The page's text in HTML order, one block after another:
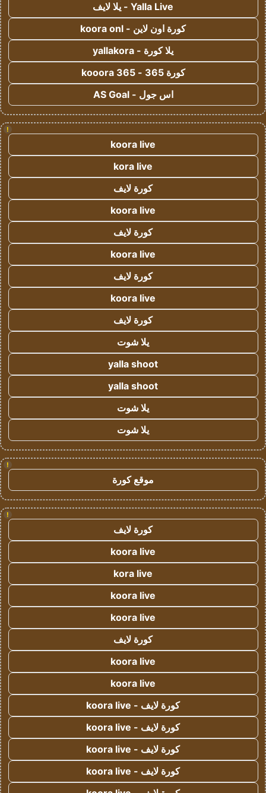
Yalla Live - يلا لايف
كورة اون لاين - koora onl
يلا كورة - yallakora
كورة 365 - kooora 365
اس جول - AS Goal
!
koora live
kora live
كورة لايف
koora live
كورة لايف
koora live
كورة لايف
koora live
كورة لايف
يلا شوت
yalla shoot
yalla shoot
يلا شوت
يلا شوت
!
موقع كورة
!
كورة لايف
koora live
kora live
koora live
koora live
كورة لايف
koora live
koora live
كورة لايف - koora live
كورة لايف - koora live
كورة لايف - koora live
كورة لايف - koora live